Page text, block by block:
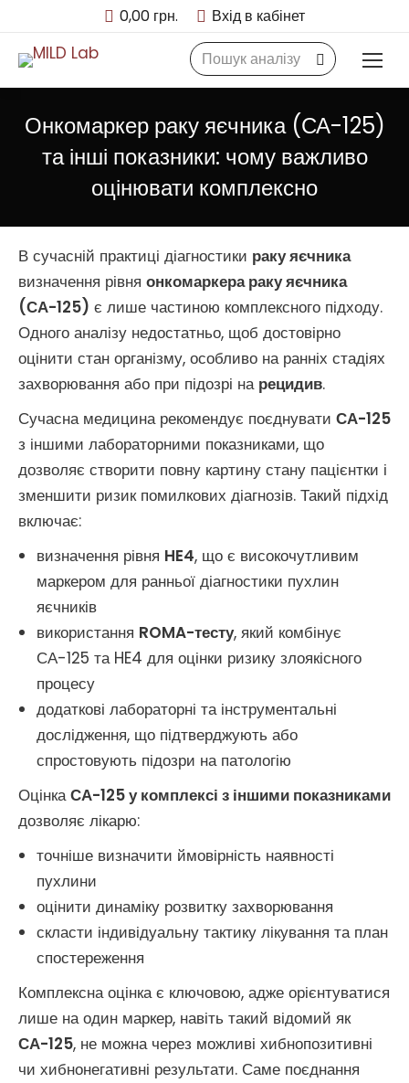
0,00 грн. Вхід в кабінет
Search:
Онкомаркер раку яєчника (СА-125)
та інші показники: чому важливо
оцінювати комплексно
В сучасній практиці діагностики раку яєчника
визначення рівня онкомаркера раку яєчника
(СА-125) є лише частиною комплексного підходу.
Одного аналізу недостатньо, щоб достовірно
оцінити стан організму, особливо на ранніх стадіях
захворювання або при підозрі на рецидив.
Сучасна медицина рекомендує поєднувати СА-125
з іншими лабораторними показниками, що
дозволяє створити повну картину стану пацієнтки і
зменшити ризик помилкових діагнозів. Такий підхід
включає:
визначення рівня HE4, що є високочутливим
маркером для ранньої діагностики пухлин
яєчників
використання ROMA-тесту, який комбінує
СА-125 та HE4 для оцінки ризику злоякісного
процесу
додаткові лабораторні та інструментальні
дослідження, що підтверджують або
спростовують підозри на патологію
ОцінкаСА-125 у комплексі з іншими показниками
дозволяє лікарю:
точніше визначити ймовірність наявності
пухлини
оцінити динаміку розвитку захворювання
скласти індивідуальну тактику лікування та план
спостереження
Комплексна оцінка є ключовою, адже орієнтуватися
лише на один маркер, навіть такий відомий як
СА-125, не можна через можливі хибнопозитивні
чи хибнонегативні результати. Саме поєднання